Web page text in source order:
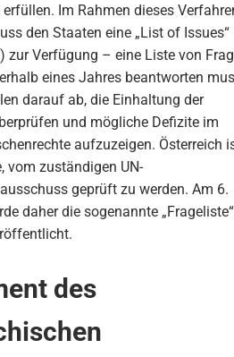
Im Rahmen dieses
den Staaten eine „List of Issues“
zur Verfügung – eine Liste von
eines Jahres beantworten
darauf ab, die Einhaltung der
und mögliche Defizite im
aufzuzeigen. Österreich
vom zuständigen UN-
geprüft zu werden. Am 6.
daher die sogenannte „Frageliste“
des